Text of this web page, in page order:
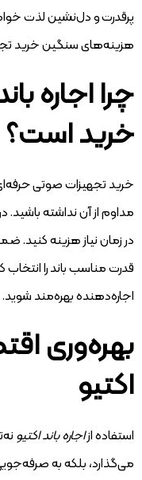
پرقدرت و دل‌نشین لذت
هزینه‌های سنگین خرید
چرا اجاره
خرید است؟
خرید تجهیزات صوتی
مداوم از آن نداشته باشید.
در زمان نیاز هزینه کنید.
قدرت مناسب باند را
اجاره‌دهنده بهره‌مند شوید.
بهره‌وری
اکتیو
استفاده ازاجاره باند اکتیو
می‌گذارد، بلکه به